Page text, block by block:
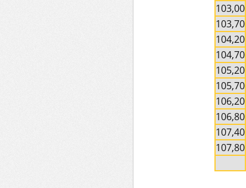
103,00
103,70
104,20
104,70
105,20
105,70
106,20
106,80
107,40
107,80